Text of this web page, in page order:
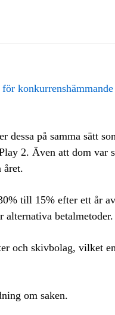
dessa på samma sätt
2. Även att dom var
året.
till 15% efter ett år av
betalmetoder.
och skivbolag, vilket
om saken.